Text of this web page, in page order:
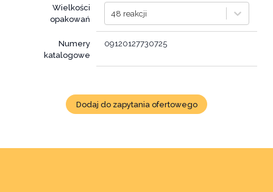
Wielkości
opakowań
48 reakcji
Numery
katalogowe
09120127730725
Dodaj do zapytania ofertowego